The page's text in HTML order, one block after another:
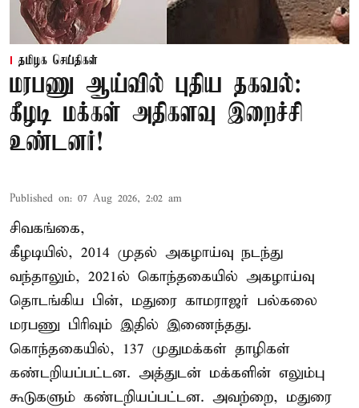
தமிழக செய்திகள்
மரபணு ஆய்வில் புதிய தகவல்:
கீழடி மக்கள் அதிகளவு இறைச்சி
உண்டனர்!
Published on: 07 Aug 2026, 2:02 am
சிவகங்கை,
கீழடியில், 2014 முதல் அகழாய்வு நடந்து
வந்தாலும், 2021ல் கொந்தகையில் அகழாய்வு
தொடங்கிய பின், மதுரை காமராஜர் பல்கலை
மரபணு பிரிவும் இதில் இணைந்தது.
கொந்தகையில், 137 முதுமக்கள் தாழிகள்
கண்டறியப்பட்டன. அத்துடன் மக்களின் எலும்பு
கூடுகளும் கண்டறியப்பட்டன. அவற்றை, மதுரை